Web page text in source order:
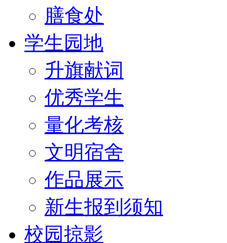
膳食处
学生园地
升旗献词
优秀学生
量化考核
文明宿舍
作品展示
新生报到须知
校园掠影